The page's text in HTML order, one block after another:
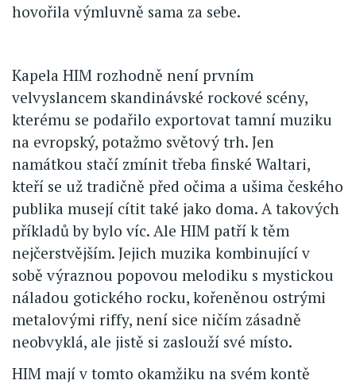
hovořila výmluvně sama za sebe.
Kapela HIM rozhodně není prvním
velvyslancem skandinávské rockové scény,
kterému se podařilo exportovat tamní muziku
na evropský, potažmo světový trh. Jen
namátkou stačí zmínit třeba finské Waltari,
kteří se už tradičně před očima a ušima českého
publika musejí cítit také jako doma. A takových
příkladů by bylo víc. Ale HIM patří k těm
nejčerstvějším. Jejich muzika kombinující v
sobě výraznou popovou melodiku s mystickou
náladou gotického rocku, kořeněnou ostrými
metalovými riffy, není sice ničím zásadně
neobvyklá, ale jistě si zaslouží své místo.
HIM mají v tomto okamžiku na svém kontě